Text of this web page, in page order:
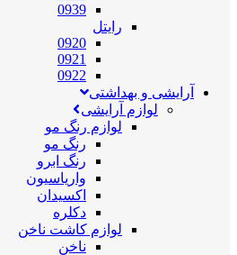
0939
رایتل
0920
0921
0922
آرایشی و بهداشتی
لوازم آرایشی
لوازم رنگ مو
رنگ مو
رنگ ابرو
واریاسیون
اکسیدان
دکلره
لوازم کاشت ناخن
ناخن